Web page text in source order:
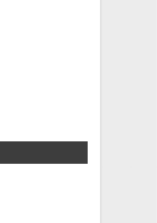
FECHA DEL RONEX